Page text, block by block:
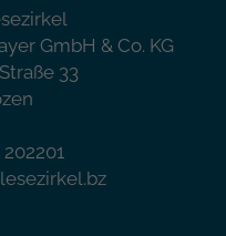
GmbH & Co. KG
33